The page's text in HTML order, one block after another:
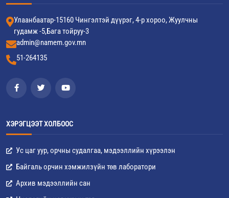
Улаанбаатар-15160 Чингэлтэй дүүрэг, 4-р хороо, Жуулчны
гудамж -5,Бага тойруу-3
admin@namem.gov.mn
51-264135
ХЭРЭГЦЭЭТ ХОЛБООС
Ус цаг уур, орчны судалгаа, мэдээллийн хүрээлэн
Байгаль орчин хэмжилзүйн төв лаборатори
Архив мэдээллийн сан